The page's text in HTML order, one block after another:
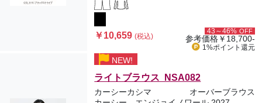
￥10,659(税込)
43～46% OFF
参考価格￥18,700-
1%ポイント 還元
NEW!
ライトブラウス NSA082
カーシーカシマ
オーバーブラウス